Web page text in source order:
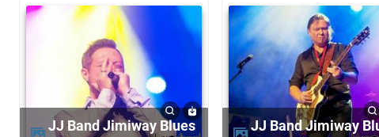
JJ Band Jimiway Blues
JJ Band Jimiway Blues